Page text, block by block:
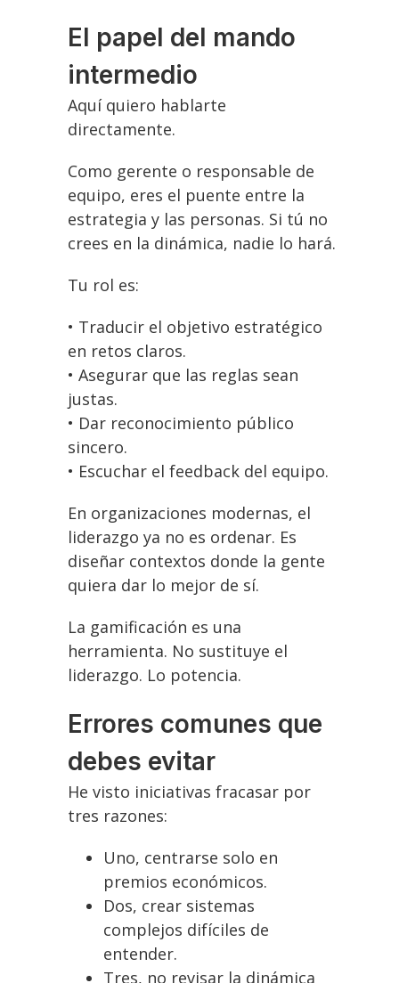
El papel del mando
intermedio
Aquí quiero hablarte
directamente.
Como gerente o responsable de
equipo, eres el puente entre la
estrategia y las personas. Si tú no
crees en la dinámica, nadie lo hará.
Tu rol es:
• Traducir el objetivo estratégico
en retos claros.
• Asegurar que las reglas sean
justas.
• Dar reconocimiento público
sincero.
• Escuchar el feedback del equipo.
En organizaciones modernas, el
liderazgo ya no es ordenar. Es
diseñar contextos donde la gente
quiera dar lo mejor de sí.
La gamificación es una
herramienta. No sustituye el
liderazgo. Lo potencia.
Errores comunes que
debes evitar
He visto iniciativas fracasar por
tres razones:
Uno, centrarse solo en
premios económicos.
Dos, crear sistemas
complejos difíciles de
entender.
Tres, no revisar la dinámica